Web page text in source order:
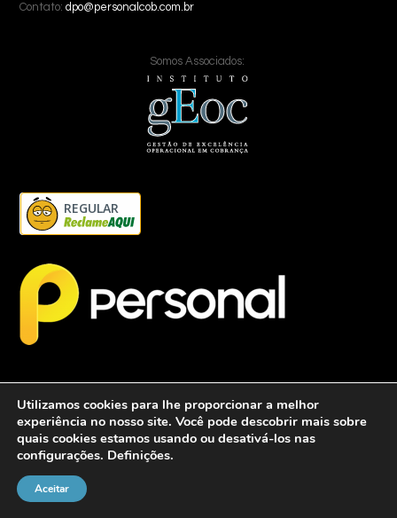
Contato:dpo@personalcob.com.br
Somos Associados:
REGULAR
2026 - Personalcob - CNPJ: 12.837.042/0001-60- Todos direitos
Utilizamos cookies para lhe proporcionar a melhor
experiência no nosso site. Você pode descobrir mais sobre
quais cookies estamos usando ou desativá-los nas
configurações. Definições.
Aceitar